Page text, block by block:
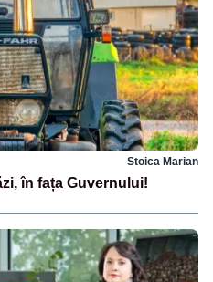
Stoica Marian
în fața Guvernului!